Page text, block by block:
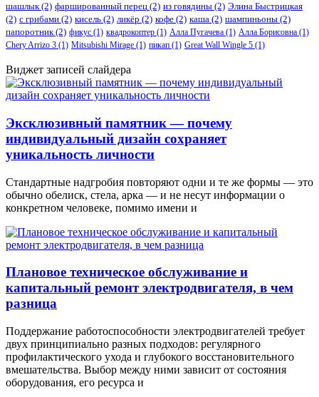
шашлык(2) фаршированный перец (2) из говядины (2) Элина Быстрицкая
(2) с грибами (2) кисель (2) ликёр (2) кофе (2) каша (2) шампиньоны (2)
папоротник(2) фикус (1) квадрокоптер (1) Алла Пугачева (1) Алла Борисовна (1)
Chery Arrizo 3 (1) Mitsubishi Mirage (1) пикап (1) Great Wall Wingle 5 (1)
Виджет записей слайдера
Эксклюзивный памятник — почему
индивидуальный дизайн сохраняет
уникальность личности
Стандартные надгробия повторяют одни и те же формы — это
обычно обелиск, стела, арка — и не несут информации о
конкретном человеке, помимо имени и
Плановое техническое обслуживание и
капитальный ремонт электродвигателя, в чем
разница
Поддержание работоспособности электродвигателей требует
двух принципиально разных подходов: регулярного
профилактического ухода и глубокого восстановительного
вмешательства. Выбор между ними зависит от состояния
оборудования, его ресурса и